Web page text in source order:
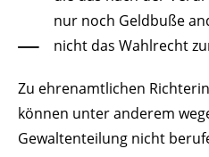
nur noch Geldbuße
nicht das Wahlrecht
Zu ehrenamtlichen
können unter anderem
Gewaltenteilung nicht